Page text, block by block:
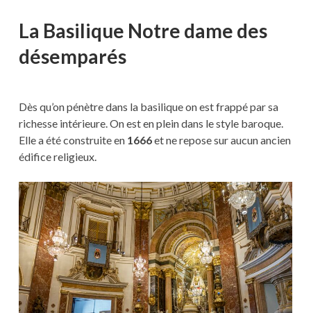
La Basilique Notre dame des
désemparés
Dès qu’on pénètre dans la basilique on est frappé par sa
richesse intérieure. On est en plein dans le style baroque.
Elle a été construite en 1666et ne repose sur aucun ancien
édifice religieux.